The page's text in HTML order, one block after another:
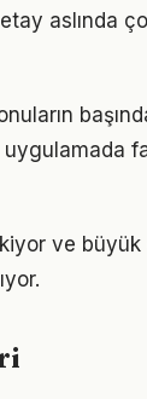
aslında
ve